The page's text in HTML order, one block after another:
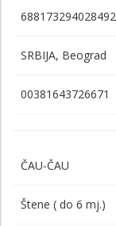
688173294028492
SRBIJA, Beograd
00381643726671
ČAU-ČAU
Štene ( do 6 mj.)